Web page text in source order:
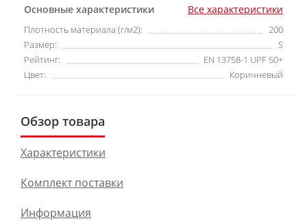
Основные характеристики Все характеристики
Плотность материала (г/м2):
200
Размер:
S
Рейтинг:
EN 13758-1 UPF 50+
Цвет:
Коричневый
Обзор товара
Характеристики
Комплект поставки
Информация